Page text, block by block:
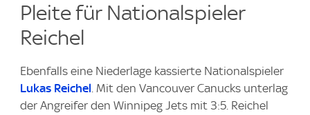
Pleite für Nationalspieler
Reichel
Ebenfalls eine Niederlage kassierte Nationalspieler
Lukas Reichel. Mit den Vancouver Canucks unterlag
der Angreifer den Winnipeg Jets mit 3:5. Reichel